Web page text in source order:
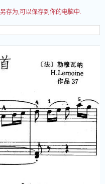
存为,可以保存到你的电脑中.